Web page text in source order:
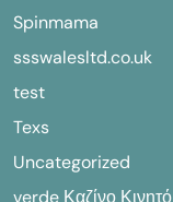
Spinmama
ssswalesltd.co.uk
test
Texs
Uncategorized
verde Καζίνο Κινητό